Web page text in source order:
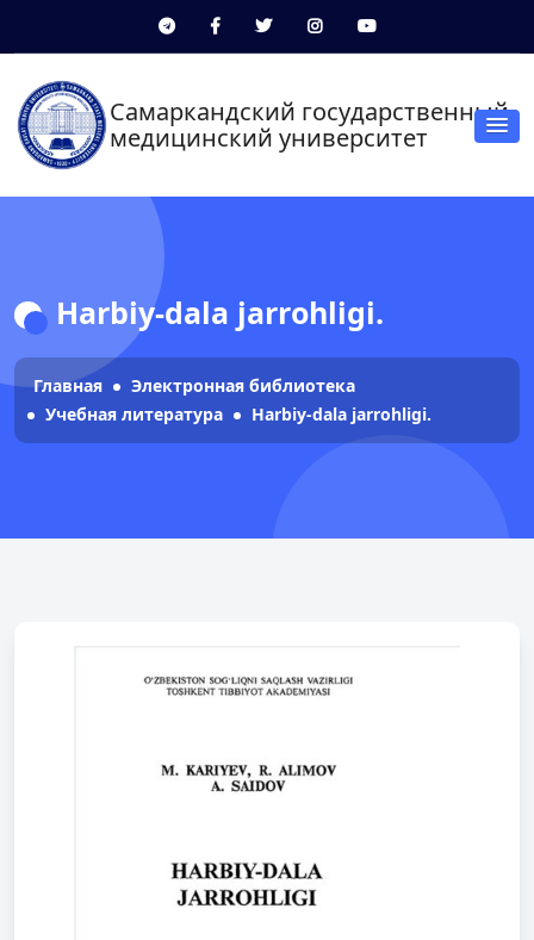
Самаркандский государственный
медицинский университет
Harbiy-dala jarrohligi.
Главная
Электронная библиотека
Учебная литература
Harbiy-dala jarrohligi.